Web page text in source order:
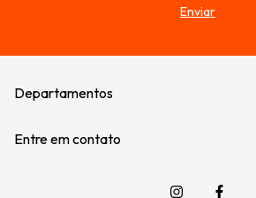
Departamentos
Entre em contato